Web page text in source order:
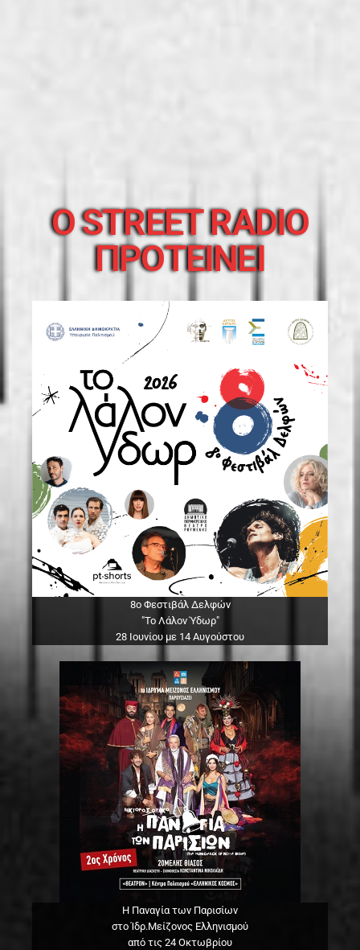
O STREET RADIO
ΠΡΟΤΕΙΝΕΙ
8ο Φεστιβάλ Δελφών
"Το Λάλον Ύδωρ"
28 Ιουνίου με 14 Αυγούστου
Η Παναγία των Παρισίων
στο Ίδρ.Μείζονος Ελληνισμού
από τις 24 Οκτωβρίου